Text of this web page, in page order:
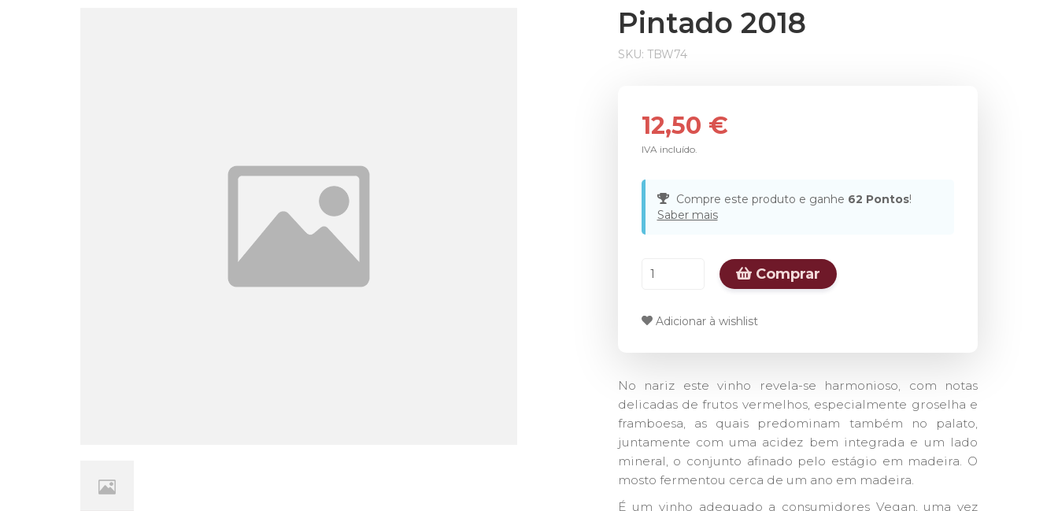
Pintado 2018
SKU: TBW74
12,50 €
IVA incluído.
Compre este produto e ganhe 62 Pontos!
Saber mais
Comprar
Adicionar à wishlist
No nariz este vinho revela-se harmonioso, com notas
delicadas de frutos vermelhos, especialmente groselha e
framboesa, as quais predominam também no palato,
juntamente com uma acidez bem integrada e um lado
mineral, o conjunto afinado pelo estágio em madeira. O
mosto fermentou cerca de um ano em madeira.
É um vinho adequado a consumidores Vegan, uma vez